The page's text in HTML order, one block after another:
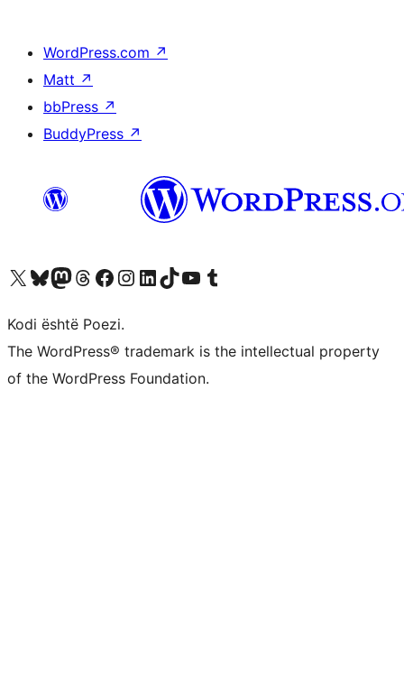
WordPress.com ↗
Matt ↗
bbPress ↗
BuddyPress ↗
Vizitoni llogarinë tonë X (ish Twitter)
Vizitoni llogarinë tonë Bluesky
Vizitoni llogarinë tonë Mastodon
Vizitoni llogarinë tonë Threads
Vizitoni faqen tonë në Facebook
Vizitoni llogarinë tonë Instagram
Vizitoni llogarinë tonë LinkedIn
Vizitoni llogarinë tonë TikTok
Vizitoni kanalin tonë YouTube
Vizitoni llogarinë tonë Tumblr
Kodi është Poezi.
The WordPress® trademark is the intellectual property
of the WordPress Foundation.